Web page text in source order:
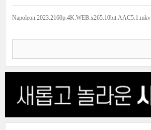
Napoleon.2023.2160p.4K.WEB.x265.10bit.AAC5.1.mkv